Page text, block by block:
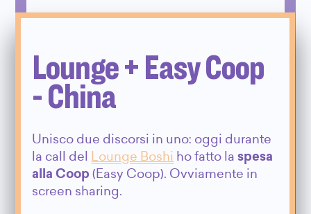
Lounge + Easy Coop
- China
Unisco due discorsi in uno: oggi durante
la call del
Lounge Boshi ho fatto laspesa
alla Coop (Easy Coop). Ovviamente in
screen sharing.